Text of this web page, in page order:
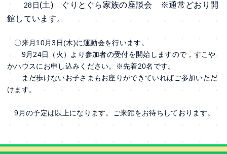
28日(土) ぐりとぐら家族の座談会 ※通常どおり開
館しています。
〇来月10月3日(木)に運動会を行います。
9月24日（火）より参加者の受付を開始しますので，すこや
かハウスにお申し込みください。※先着20名です。
まだ歩けないお子さまもお座りができていればご参加いただ
けます。
9月の予定は以上になります。ご来館をお待ちしております。